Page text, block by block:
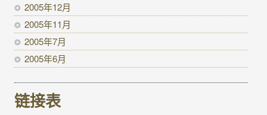
2005年12月
2005年11月
2005年7月
2005年6月
链接表